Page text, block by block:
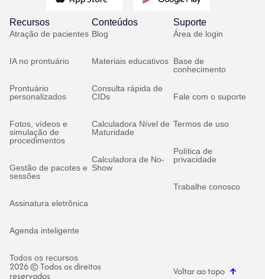
Recursos
Atração de pacientes
IA no prontuário
Prontuário
personalizados
Fotos, vídeos e
simulação de
procedimentos
Gestão de pacotes e
sessões
Assinatura eletrônica
Agenda inteligente
Todos os recursos
Conteúdos
Blog
Materiais educativos
Consulta rápida de
CIDs
Calculadora Nível de
Maturidade
Calculadora de No-
Show
Suporte
Área de login
Base de
conhecimento
Fale com o suporte
Termos de uso
Política de
privacidade
Trabalhe conosco
2026 © Todos os direitos
reservados Voltar ao topo